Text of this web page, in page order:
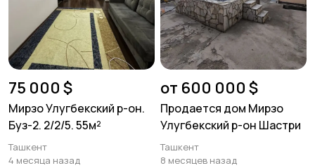
75 000 $
Мирзо Улугбекский р-он.
Буз-2. 2/2/5. 55м²
Ташкент
4 месяца назад
от 600 000 $
Продается дом Мирзо
Улугбекский р-он Шастри
Ташкент
8 месяцев назад